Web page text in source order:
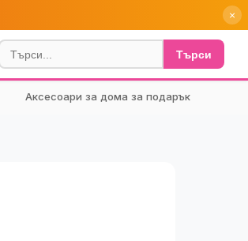
×
Търси
Аксесоари за дома за подарък